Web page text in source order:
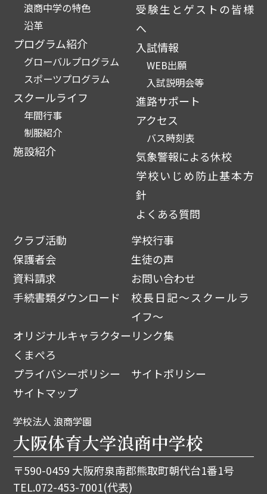
浪商中学の特色
沿革
プログラム紹介
グローバルプログラム
スポーツプログラム
スクールライフ
年間行事
制服紹介
施設紹介
受験生とゲストの皆様
へ
入試情報
WEB出願
入試説明会等
進路サポート
アクセス
バス時刻表
気象警報による休校
学校いじめ防止基本方
針
よくある質問
クラブ活動
学校行事
保護者会
生徒の声
資料請求
お問い合わせ
手続書類ダウンロード
校長日記～スクールラ
イフ～
オリジナルキャラクター
くまぺろ
リンク集
プライバシーポリシー
サイトポリシー
サイトマップ
学校法人 浪商学園
大阪体育大学浪商中学校
〒590-0459 大阪府泉南郡熊取町朝代台1番1号
TEL.072-453-7001(代表)